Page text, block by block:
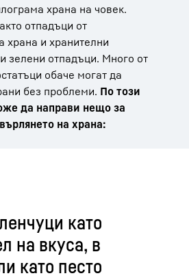
храна на човек.
отпадъци от
храна и хранителни
зелени отпадъци. Много от
обаче могат да
без проблеми. По този
да направи нещо за
на храна:
като
на вкуса, в
като песто